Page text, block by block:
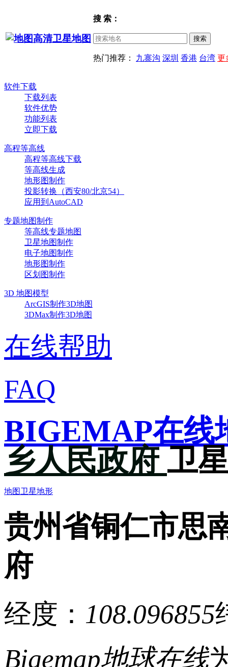
搜 索：
热门推荐： 九寨沟 深圳 香港 台湾 更
软件下载
下载列表
软件优势
功能列表
立即下载
高程等高线
高程等高线下载
等高线生成
地形图制作
投影转换（西安80/北京54）
应用到AutoCAD
专题地图制作
等高线专题地图
卫星地图制作
电子地图制作
地形图制作
区划图制作
3D 地图模型
ArcGIS制作3D地图
3DMax制作3D地图
在线帮助
FAQ
BIGEMAP在线
乡人民政府 卫
地图卫星地形
贵州省铜仁市思
府
经度： 108.096855
Bigemap地球在线